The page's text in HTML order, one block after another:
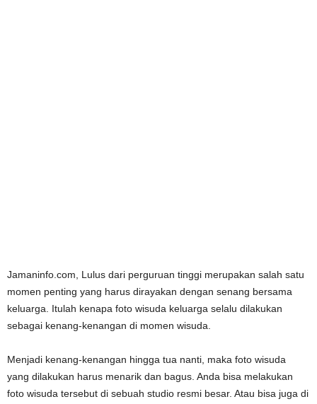
Jamaninfo.com, Lulus dari perguruan tinggi merupakan salah satu
momen penting yang harus dirayakan dengan senang bersama
keluarga. Itulah kenapa foto wisuda keluarga selalu dilakukan
sebagai kenang-kenangan di momen wisuda.
Menjadi kenang-kenangan hingga tua nanti, maka foto wisuda
yang dilakukan harus menarik dan bagus. Anda bisa melakukan
foto wisuda tersebut di sebuah studio resmi besar. Atau bisa juga di